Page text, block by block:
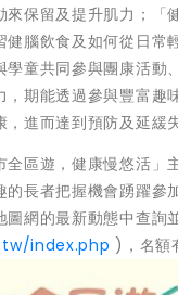
保留及提升肌力；「
健腦飲食及如何從日常
學童共同參與團康活動
期能透過參與豐富趣
進而達到預防及延緩
全區遊，健康慢悠活」
的長者把握機會踴躍參
圖網的最新動態中查詢
index.php )，名額